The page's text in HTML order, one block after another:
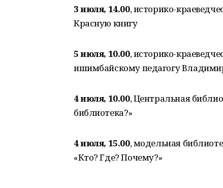
3 июля, 14.00, историко-
Красную книгу
5 июля, 10.00, историко-
ишимбайскому педагогу
4 июля, 10.00, Центральная
библиотека?»
4 июля, 15.00, модельная
«Кто? Где? Почему?»